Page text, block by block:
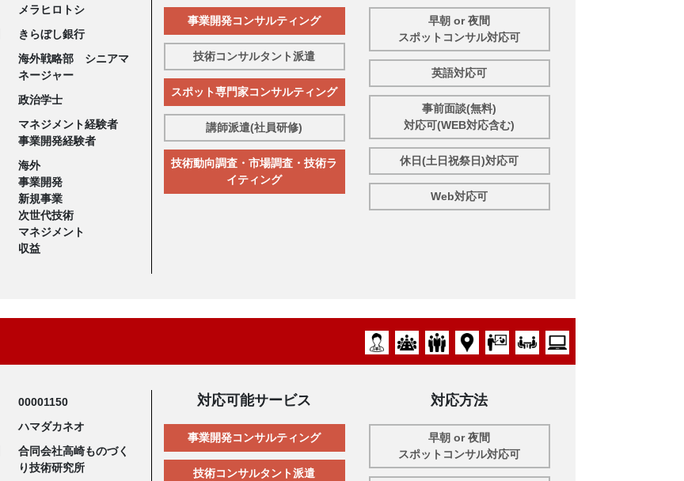
メラヒロトシ
きらぼし銀行
海外戦略部 シニアマ
ネージャー
政治学士
マネジメント経験者
事業開発経験者
海外
事業開発
新規事業
次世代技術
マネジメント
収益
事業開発コンサルティング
技術コンサルタント派遣
スポット専門家コンサルティング
講師派遣(社員研修)
技術動向調査・市場調査・技術ラ
イティング
早朝 or 夜間
スポットコンサル対応可
英語対応可
事前面談(無料)
対応可(WEB対応含む)
休日(土日祝祭日)対応可
Web対応可
00001150
ハマダカネオ
合同会社高崎ものづく
り技術研究所
対応可能サービス
事業開発コンサルティング
技術コンサルタント派遣
対応方法
早朝 or 夜間
スポットコンサル対応可